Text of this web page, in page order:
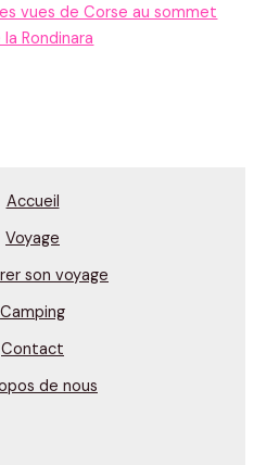
vues de Corse au sommet
Rondinara
Accueil
Voyage
son voyage
Camping
Contact
de nous